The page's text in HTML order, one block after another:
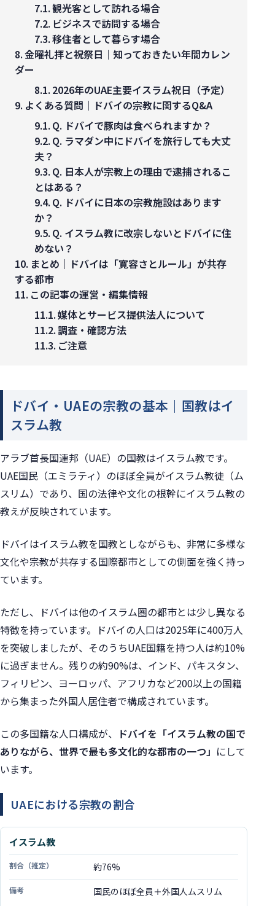
観光客として訪れる場合
ビジネスで訪問する場合
移住者として暮らす場合
金曜礼拝と祝祭日｜知っておきたい年間カレン
ダー
2026年のUAE主要イスラム祝日（予定）
よくある質問｜ドバイの宗教に関するQ&A
Q. ドバイで豚肉は食べられますか？
Q. ラマダン中にドバイを旅行しても大丈
夫？
Q. 日本人が宗教上の理由で逮捕されるこ
とはある？
Q. ドバイに日本の宗教施設はあります
か？
Q. イスラム教に改宗しないとドバイに住
めない？
まとめ｜ドバイは「寛容さとルール」が共存
する都市
この記事の運営・編集情報
媒体とサービス提供法人について
調査・確認方法
ご注意
ドバイ・UAEの宗教の基本｜国教はイ
スラム教
アラブ首長国連邦（UAE）の国教はイスラム教です。
UAE国民（エミラティ）のほぼ全員がイスラム教徒（ム
スリム）であり、国の法律や文化の根幹にイスラム教の
教えが反映されています。
ドバイはイスラム教を国教としながらも、非常に多様な
文化や宗教が共存する国際都市としての側面を強く持っ
ています。
ただし、ドバイは他のイスラム圏の都市とは少し異なる
特徴を持っています。ドバイの人口は2025年に400万人
を突破しましたが、そのうちUAE国籍を持つ人は約10%
に過ぎません。残りの約90%は、インド、パキスタン、
フィリピン、ヨーロッパ、アフリカなど200以上の国籍
から集まった外国人居住者で構成されています。
この多国籍な人口構成が、 ドバイを「イスラム教の国で
ありながら、世界で最も多文化的な都市の一つ」 にして
います。
UAEにおける宗教の割合
宗教
割合（推定）
備考
イスラム教
約76%
国民のほぼ全員＋外国人ムスリム